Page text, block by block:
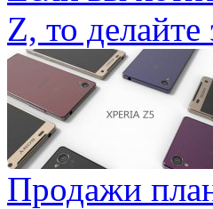
Z, то
Продажи